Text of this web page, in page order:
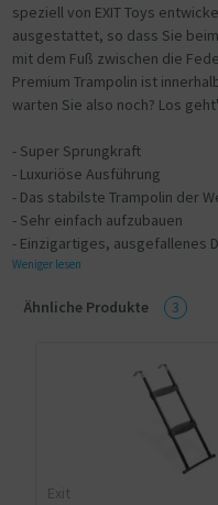
speziell von EXIT Toys
ausgestattet, so dass Sie
mit dem Fuß zwischen die
Premium Trampolin ist
warten Sie also noch? Los
- Super Sprungkraft
- Luxuriöse Ausführung
- Das stabilste Trampolin der
- Sehr einfach aufzubauen
- Einzigartiges, ausgefallenes
Weniger lesen
Ähnliche Produkte 3
Exit